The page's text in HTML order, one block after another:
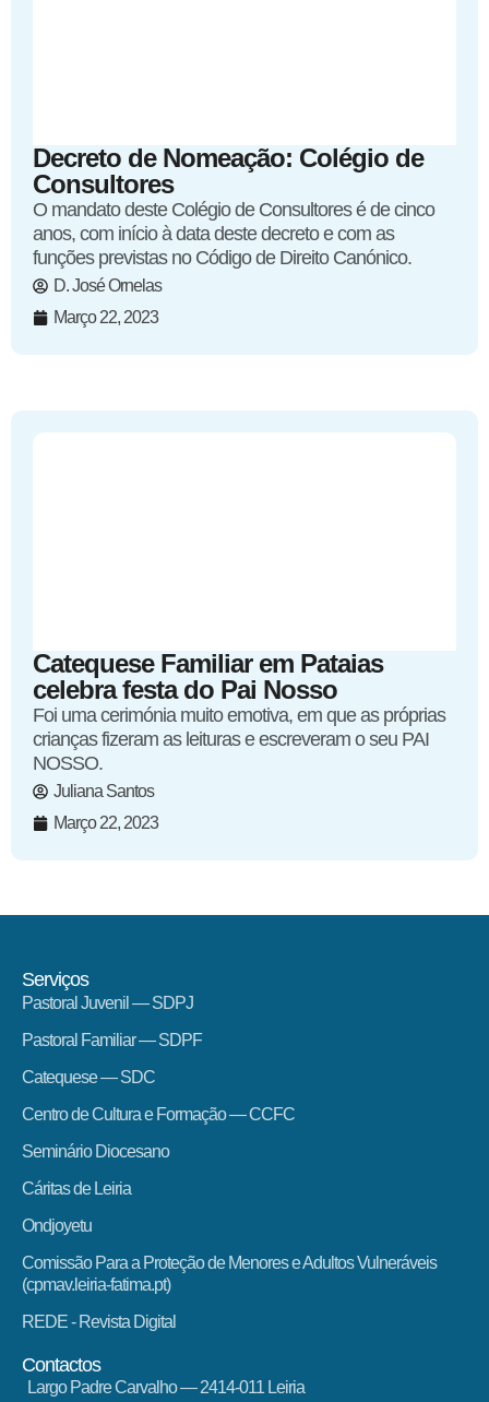
Decreto de Nomeação: Colégio de
Consultores
O mandato deste Colégio de Consultores é de cinco
anos, com início à data deste decreto e com as
funções previstas no Código de Direito Canónico.
D. José Ornelas
Março 22, 2023
Catequese Familiar em Pataias
celebra festa do Pai Nosso
Foi uma cerimónia muito emotiva, em que as próprias
crianças fizeram as leituras e escreveram o seu PAI
NOSSO.
Juliana Santos
Março 22, 2023
Serviços
Pastoral Juvenil — SDPJ
Pastoral Familiar — SDPF
Catequese — SDC
Centro de Cultura e Formação — CCFC
Seminário Diocesano
Cáritas de Leiria
Ondjoyetu
Comissão Para a Proteção de Menores e Adultos Vulneráveis
(cpmav.leiria-fatima.pt)
REDE - Revista Digital
Contactos
Largo Padre Carvalho — 2414-011 Leiria